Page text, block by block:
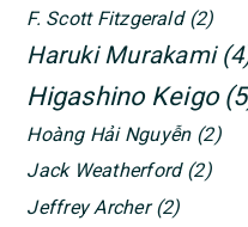
F. Scott Fitzgerald (2)
Haruki Murakami
Higashino Keigo
Hoàng Hải Nguyễn (2)
Jack Weatherford (2)
Jeffrey Archer (2)